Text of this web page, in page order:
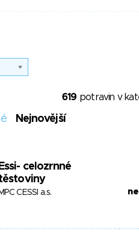
619 potravin v
Nejnovější
Essi- celozrnné
MPC CESSI a.s.